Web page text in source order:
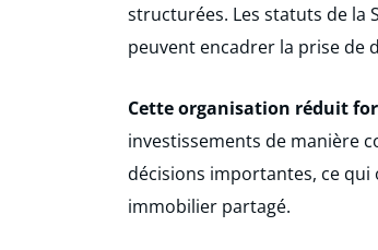
structurées. Les statuts de la
peuvent encadrer la prise de
Cette organisation réduit
investissements de manière
décisions importantes, ce
immobilier partagé.